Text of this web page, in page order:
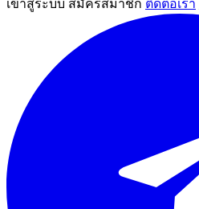
เข้าสู่ระบบ สมัครสมาชิก ติดต่อเรา